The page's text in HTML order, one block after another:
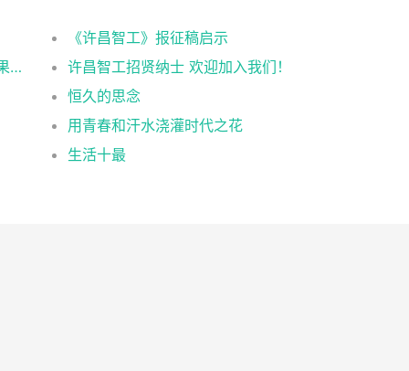
《许昌智工》报征稿启示
许昌智工参加安徽合肥2021第十五届中国坚果炒货展掠影
许昌智工招贤纳士 欢迎加入我们！
恒久的思念
用青春和汗水浇灌时代之花
生活十最